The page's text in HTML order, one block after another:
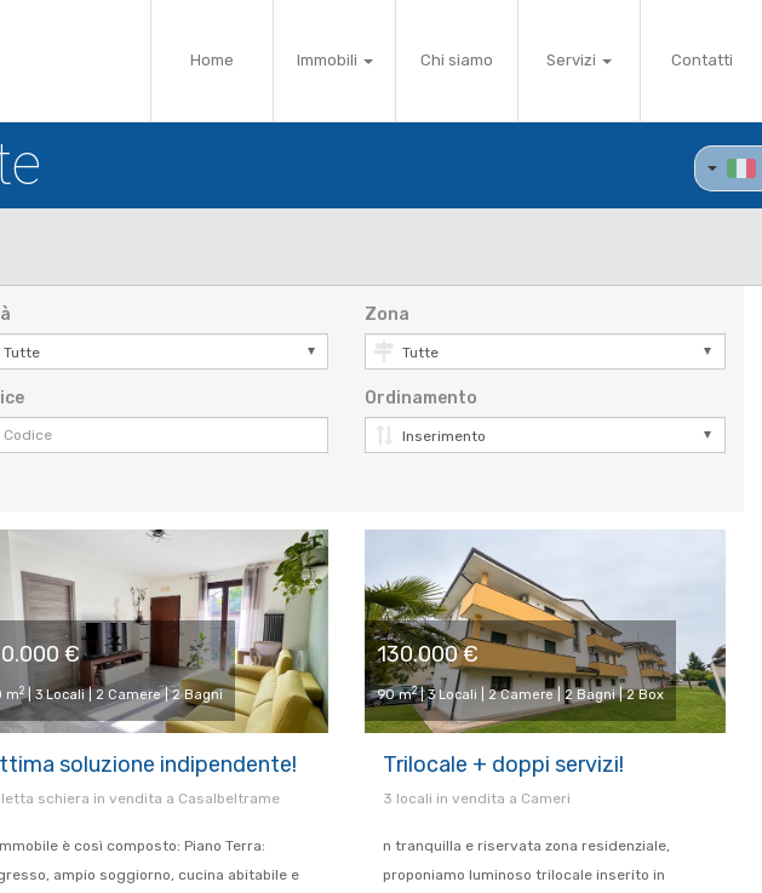
Home Immobili Chi siamo Servizi Contatti
Zona
Ordinamento
€
m2| 3 Locali | 2 Camere | 2 Bagni
soluzione indipendente!
schiera in vendita a Casalbeltrame
è così composto: Piano Terra:
ampio soggiorno, cucina abitabile e
130.000 €
90 m2| 3 Locali | 2 Camere | 2 Bagni | 2 Box
Trilocale + doppi servizi!
3 locali in vendita a Cameri
n tranquilla e riservata zona residenziale,
proponiamo luminoso trilocale inserito in